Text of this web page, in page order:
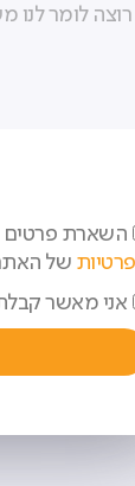
השארת פרטים
של
אני מאשר